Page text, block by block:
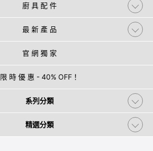
廚 具 配 件
最 新 產 品
官 網 獨 家
限 時 優 惠 - 40% OFF！
系列分類
精選分類